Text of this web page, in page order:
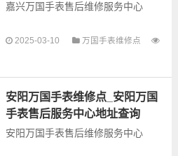
嘉兴万国手表售后维修服务中心
以下是古锋网为您整理的嘉兴万国
的故障检测维修，手表保养等业
务，为了享受优质的...
2025-03-10
万国手表维修点
安阳万国手表维修点_安阳万国
手表售后服务中心地址查询
安阳万国手表售后维修服务中心